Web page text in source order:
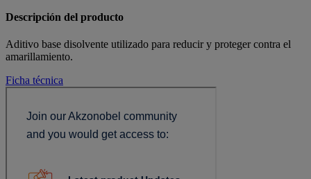
Descripción del producto
Aditivo base disolvente utilizado para reducir y proteger contra el
amarillamiento.
Ficha técnica